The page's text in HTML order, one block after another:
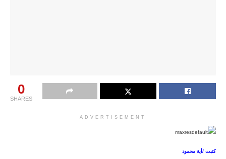
0
SHARES
ADVERTISEMENT
كتبت /أية محمود